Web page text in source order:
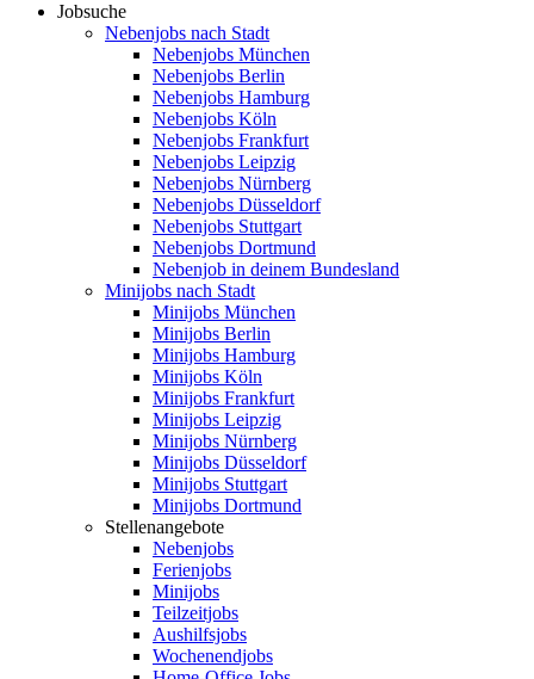
Jobsuche
Nebenjobs nach Stadt
Nebenjobs München
Nebenjobs Berlin
Nebenjobs Hamburg
Nebenjobs Köln
Nebenjobs Frankfurt
Nebenjobs Leipzig
Nebenjobs Nürnberg
Nebenjobs Düsseldorf
Nebenjobs Stuttgart
Nebenjobs Dortmund
Nebenjob in deinem Bundesland
Minijobs nach Stadt
Minijobs München
Minijobs Berlin
Minijobs Hamburg
Minijobs Köln
Minijobs Frankfurt
Minijobs Leipzig
Minijobs Nürnberg
Minijobs Düsseldorf
Minijobs Stuttgart
Minijobs Dortmund
Stellenangebote
Nebenjobs
Ferienjobs
Minijobs
Teilzeitjobs
Aushilfsjobs
Wochenendjobs